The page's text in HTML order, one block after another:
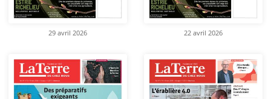
29 avril 2026 22 avril 2026